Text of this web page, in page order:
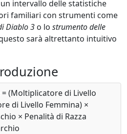
intervallo delle statistiche
familiari con strumenti come
Diablo 3 o lo strumento delle
sarà altrettanto intuitivo
(Moltiplicatore di Livello
di Livello Femmina) ×
× Penalità di Razza